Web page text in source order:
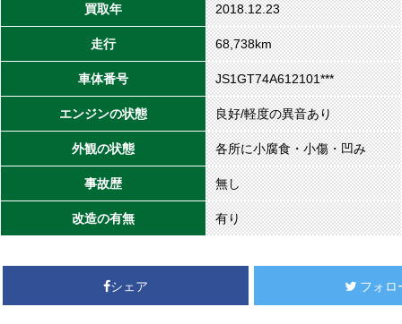
買取年 2018.12.23
走行 68,738km
車体番号 JS1GT74A612101***
エンジンの状態 良好/軽度の異音あり
外観の状態 各所に小腐食・小傷・凹み
事故歴 無し
改造の有無 有り
シェア フォロ